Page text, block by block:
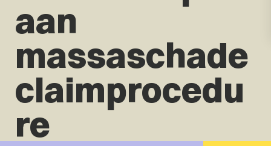
aan
massaschade
claimprocedu
re